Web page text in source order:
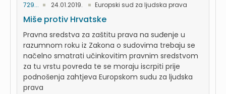
729... 24.01.2019. Europski sud za ljudska prava
Miše protiv Hrvatske
Pravna sredstva za zaštitu prava na suđenje u
razumnom roku iz Zakona o sudovima trebaju se
načelno smatrati učinkovitim pravnim sredstvom
za tu vrstu povreda te se moraju iscrpiti prije
podnošenja zahtjeva Europskom sudu za ljudska
prava